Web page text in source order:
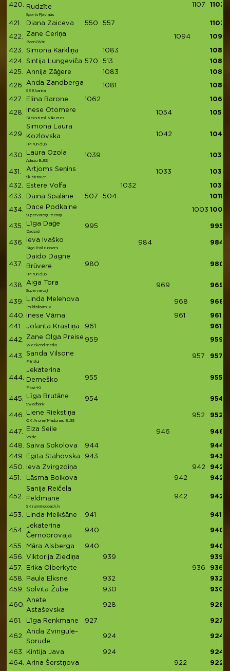
420.
Rudzīte
SportsPļaviņās
1107 1107
421. Diana Zaiceva 550 557 1107
422. Zane Ceriņa
Born2Win
1094 1094
423. Simona Kārkliņa 1083
1083
424.
Sintija Lungeviča 570 513
1083
425.
Annija Zāģere 1083 1083
426. Anda Zandberga
SEB banka
1081 1081
427. Elīna Barone 1062 1062
428. Inese Otomere
Rieksti mīl Vāveres
1054 1054
429.
Simona Laura
Kozlovska
IM run club
1042 1042
430. Laura Ozola
Ādažu BJSS
1039 1039
431. Artjoms Seņins
Sk Mitauer
1033 1033
432. Estere Volfa 1032
1032
433.
Daina Spalāne 507 504 1011
434. Dace Podkalne
Supervaroņu treniņi
1003 1003
435. Līga Daģe
Dadzīši
995 995
436. Ieva Ivaško
Riga Trail runners
984 984
437.
Daido Dagne
Brūvere
IM run club
980 980
438. Aiga Tora
Supervaroņi
969 969
439. Linda Melehova
Palīdzēsim.lv
968 968
440. Inese Vārna 961
961
441.
Jolanta Krastiņa 961 961
442. Zane Olga Preise
Weekend media
959 959
443. Sanda Vilsone
Printful
957 957
444.
Jekaterina
Demeško
Fiksi-Ki
955 955
445. Līga Brutāne
Swedbank
954 954
446. Liene Riekstiņa
OK Arona/Madonas BJSS
952 952
447. Elza Seile
Vaide
946 946
448. Saiva Sokolova 944
944
449.
Egita Stahovska 943
943
450.
Ieva Zvirgzdiņa 942
942
451.
Lāsma Boikova 942 942
452.
Sanija Reičela
Feldmane
SK runningcoach.lv
942 942
453. Linda Meikšāne 941 941
454.
Jekaterina
Černobrovaja
940 940
455. Māra Alsberga 940
940
456.
Viktorija Ziediņa 939
939
457.
Erika Olberkyte 936
936
458.
Paula Elksne 932
932
459.
Solvita Žube 930 930
460.
Anete
Astaševska
928 928
461. Līga Renkmane 927 927
462.
Anda Zvingule-
Sprude
924 924
463. Kintija Java 924
924
464.
Arina Šerstņova 922
922